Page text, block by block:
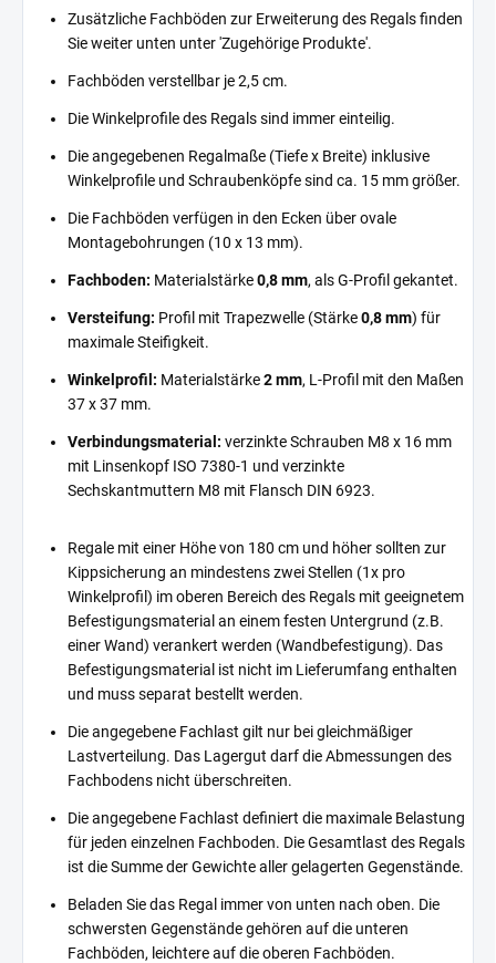
Zusätzliche Fachböden zur Erweiterung des Regals finden
Sie weiter unten unter 'Zugehörige Produkte'.
Fachböden verstellbar je 2,5 cm.
Die Winkelprofile des Regals sind immer einteilig.
Die angegebenen Regalmaße (Tiefe x Breite) inklusive
Winkelprofile und Schraubenköpfe sind ca. 15 mm größer.
Die Fachböden verfügen in den Ecken über ovale
Montagebohrungen (10 x 13 mm).
Fachboden: Materialstärke0,8 mm, als G-Profil gekantet.
Versteifung: Profil mit Trapezwelle (Stärke0,8 mm) für
maximale Steifigkeit.
Winkelprofil: Materialstärke2 mm, L-Profil mit den Maßen
37 x 37 mm.
Verbindungsmaterial: verzinkte Schrauben M8 x 16 mm
mit Linsenkopf ISO 7380-1 und verzinkte
Sechskantmuttern M8 mit Flansch DIN 6923.
Regale mit einer Höhe von 180 cm und höher sollten zur
Kippsicherung an mindestens zwei Stellen (1x pro
Winkelprofil) im oberen Bereich des Regals mit geeignetem
Befestigungsmaterial an einem festen Untergrund (z.B.
einer Wand) verankert werden (Wandbefestigung). Das
Befestigungsmaterial ist nicht im Lieferumfang enthalten
und muss separat bestellt werden.
Die angegebene Fachlast gilt nur bei gleichmäßiger
Lastverteilung. Das Lagergut darf die Abmessungen des
Fachbodens nicht überschreiten.
Die angegebene Fachlast definiert die maximale Belastung
für jeden einzelnen Fachboden. Die Gesamtlast des Regals
ist die Summe der Gewichte aller gelagerten Gegenstände.
Beladen Sie das Regal immer von unten nach oben. Die
schwersten Gegenstände gehören auf die unteren
Fachböden, leichtere auf die oberen Fachböden.